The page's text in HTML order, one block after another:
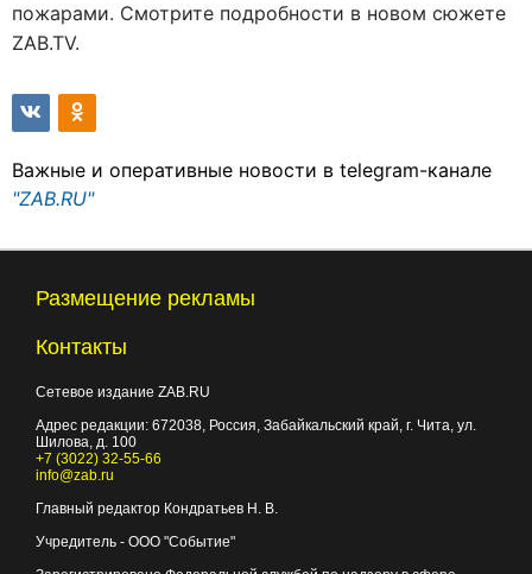
пожарами. Смотрите подробности в новом сюжете
ZAB.TV.
Важные и оперативные новости в telegram-канале
"ZAB.RU"
Размещение рекламы
Контакты
Сетевое издание ZAB.RU
Адрес редакции: 672038, Россия, Забайкальский край, г. Чита, ул.
Шилова, д. 100
+7 (3022) 32-55-66
info@zab.ru
Главный редактор Кондратьев Н. В.
Учредитель - ООО "Событие"